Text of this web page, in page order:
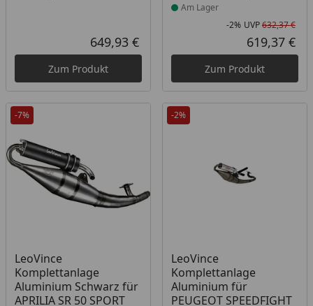
Aktueller Preis
649,93 €
Zum Produkt
Am Lager
-2% UVP632,37 €
619,37 €
Zum Produkt
-7%
LeoVince
Komplettanlage
Aluminium Schwarz für
APRILIA SR 50 SPORT
Produkt am Lager
-2%
LeoVince
Komplettanlage
Aluminium für
PEUGEOT SPEEDFIGHT
Produkt am Lager